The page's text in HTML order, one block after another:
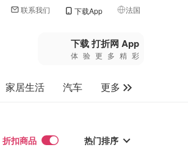
联系我们 下载App 法国
🇺🇸美国
🇨🇳中国
🇨🇦加拿大
🇩🇪德国
下载 打折网 App
体验更多精彩
家居生活 汽车
更多
母婴玩具
热门排序
折扣商品